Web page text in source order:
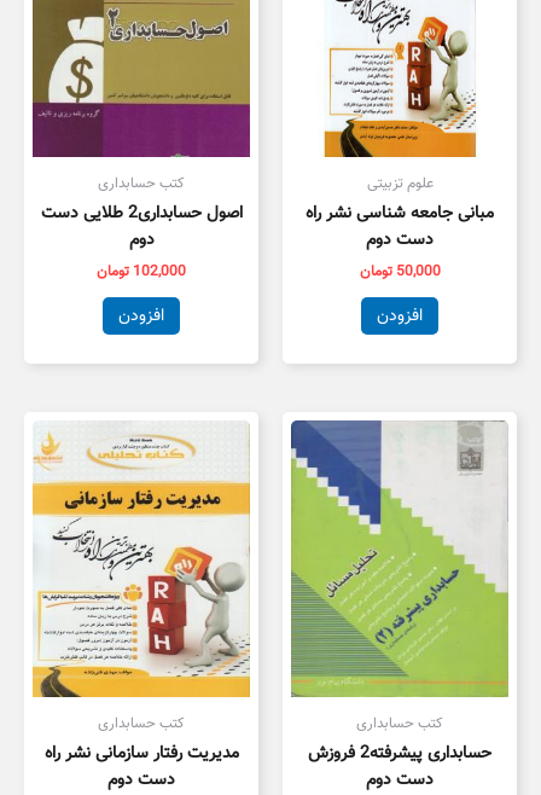
علوم تزبیتی
مبانی جامعه شناسی نشر راه
دست دوم
50,000 تومان
افزودن
کتب حسابداری
اصول حسابداری2 طلایی دست
دوم
102,000 تومان
افزودن
کتب حسابداری
حسابداری پیشرفته2 فروزش
دست دوم
کتب حسابداری
مدیریت رفتار سازمانی نشر راه
دست دوم